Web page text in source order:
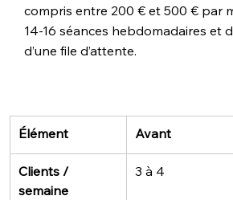
compris entre 200 € et 500 € par
14-16 séances hebdomadaires et
d’une file d’attente.
Élément Avant
Clients /
semaine
3 à 4